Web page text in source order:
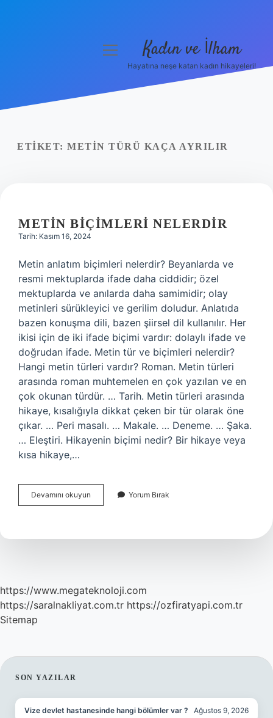
Yasal Uyarı
menüyü
Kadın ve İlham
Hayatına neşe katan kadın hikayeleri!
ETIKET: METIN TÜRÜ KAÇA AYRILIR
METIN BIÇIMLERI NELERDIR
Tarih: Kasım 16, 2024
Metin anlatım biçimleri nelerdir? Beyanlarda ve
resmi mektuplarda ifade daha ciddidir; özel
mektuplarda ve anılarda daha samimidir; olay
metinleri sürükleyici ve gerilim doludur. Anlatıda
bazen konuşma dili, bazen şiirsel dil kullanılır. Her
ikisi için de iki ifade biçimi vardır: dolaylı ifade ve
doğrudan ifade. Metin tür ve biçimleri nelerdir?
Hangi metin türleri vardır? Roman. Metin türleri
arasında roman muhtemelen en çok yazılan ve en
çok okunan türdür. … Tarih. Metin türleri arasında
hikaye, kısalığıyla dikkat çeken bir tür olarak öne
çıkar. … Peri masalı. … Makale. … Deneme. … Şaka.
… Eleştiri. Hikayenin biçimi nedir? Bir hikaye veya
kısa hikaye,…
Devamını okuyun
Biçimleri
Yorum Bırak
https://www.megateknoloji.com
https://saralnakliyat.com.tr https://ozfiratyapi.com.tr
Sitemap
SIDEBAR
SON YAZILAR
Vize devlet hastanesinde hangi bölümler var ? Ağustos 9, 2026